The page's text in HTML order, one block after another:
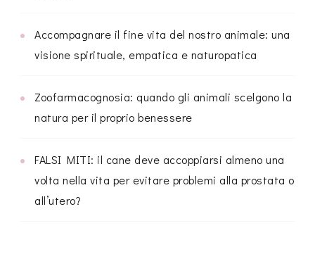
Accompagnare il fine vita del nostro animale: una
visione spirituale, empatica e naturopatica
Zoofarmacognosia: quando gli animali scelgono la
natura per il proprio benessere
FALSI MITI: il cane deve accoppiarsi almeno una
volta nella vita per evitare problemi alla prostata o
all’utero?